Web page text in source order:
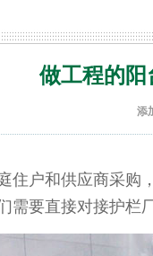
做工程的阳
添
户和供应商采购
需要直接对接护栏